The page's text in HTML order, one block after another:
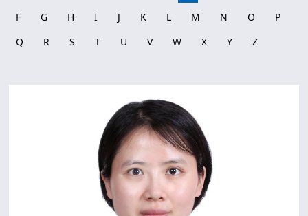
F
G H I J K L M N O
P
Q
R S T U V W X Y Z